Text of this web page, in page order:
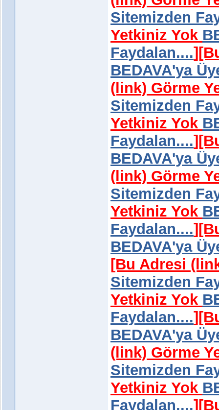
Sitemizden
Yetkiniz Yok
Faydalan....]
BEDAVA'ya
(link) Görme
Sitemizden
Yetkiniz Yok
Faydalan....]
BEDAVA'ya
(link) Görme
Sitemizden
Yetkiniz Yok
Faydalan....]
BEDAVA'ya
[Bu Adresi
Sitemizden
Yetkiniz Yok
Faydalan....]
BEDAVA'ya
(link) Görme
Sitemizden
Yetkiniz Yok
Faydalan....]